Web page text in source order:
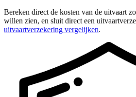
Bereken direct de kosten van de uitvaart
willen zien, en sluit direct een
uitvaartverzekering vergelijken.